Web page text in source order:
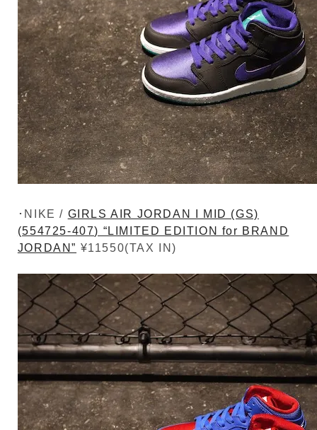
･NIKE / GIRLS AIR JORDAN I MID (GS)
(554725-407) “LIMITED EDITION for BRAND
JORDAN” ¥11550(TAX IN)